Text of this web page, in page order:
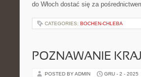
do Włoch dostać się za
CATEGORIES: BOCHEN-CHLEBA
POZNAWANIE
POSTED BY ADMIN GRU - 2 - 2025